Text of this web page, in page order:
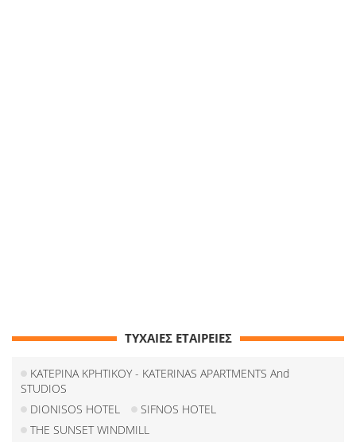
ΤΥΧΑΙΕΣ ΕΤΑΙΡΕΙΕΣ
ΚΑΤΕΡΙΝΑ ΚΡΗΤΙΚΟΥ - KATERINAS APARTMENTS And
STUDIOS
DIONISOS HOTEL
SIFNOS HOTEL
THE SUNSET WINDMILL